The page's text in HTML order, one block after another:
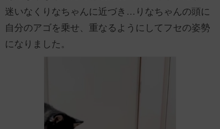
迷いなくりなちゃんに近づき…りなちゃんの頭に
自分のアゴを乗せ、重なるようにしてフセの姿勢
になりました。